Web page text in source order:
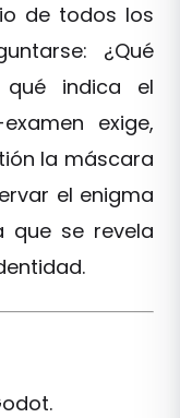
de todos los
¿Qué
indica el
exige,
la máscara
el enigma
que se revela